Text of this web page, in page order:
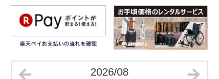
2026/08